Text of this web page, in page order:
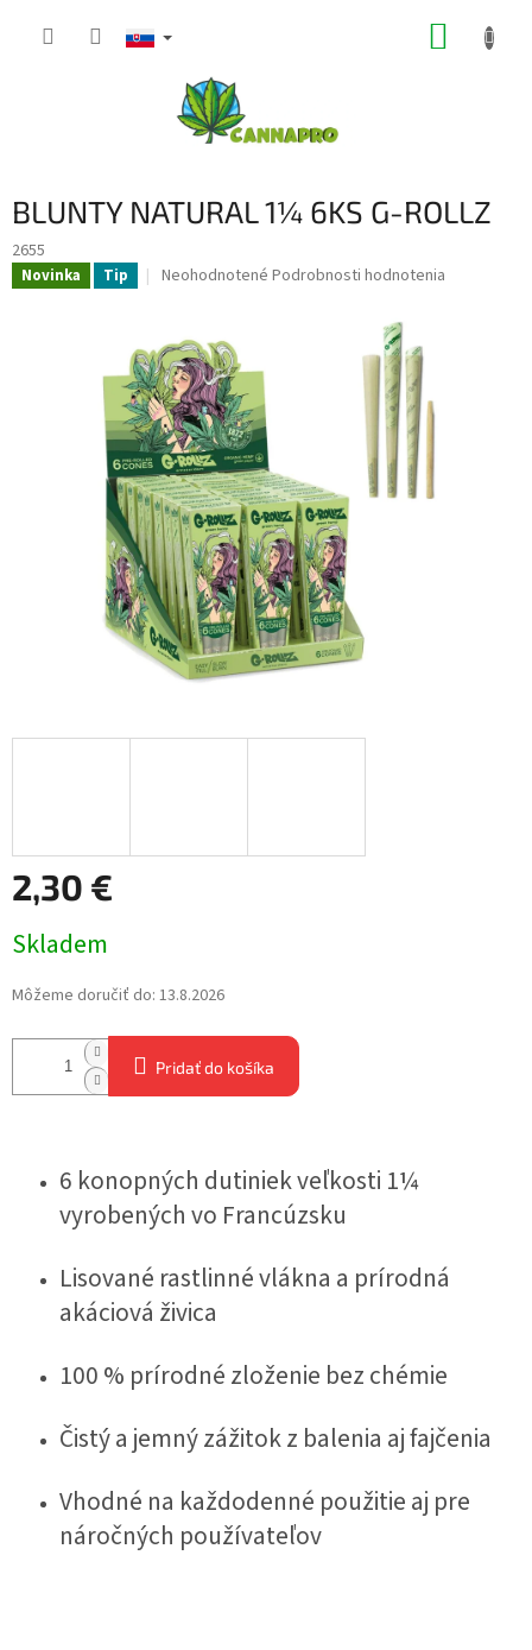
BLUNTY NATURAL 1¼ 6KS G-ROLLZ
2655
Novinka Tip
Priemerné
je
0,0
z
5
hviezdičiek.
Neohodnotené Podrobnosti hodnotenia
2,30 €
cena:
Skladem
Môžeme doručiť do: 13.8.2026
Pridať do košíka
6 konopných dutiniek veľkosti 1¼
vyrobených vo Francúzsku
Lisované rastlinné vlákna a prírodná
akáciová živica
100 % prírodné zloženie bez chémie
Čistý a jemný zážitok z balenia aj fajčenia
Vhodné na každodenné použitie aj pre
náročných používateľov